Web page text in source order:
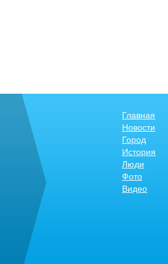
Главная
Новости
Город
История
Люди
Фото
Видео